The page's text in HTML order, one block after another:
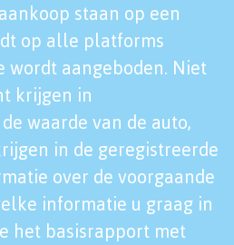
staan op een
op alle platforms
wordt aangeboden. Niet
krijgen in
waarde van de auto,
in de geregistreerde
over de voorgaande
informatie u graag in
het basisrapport met